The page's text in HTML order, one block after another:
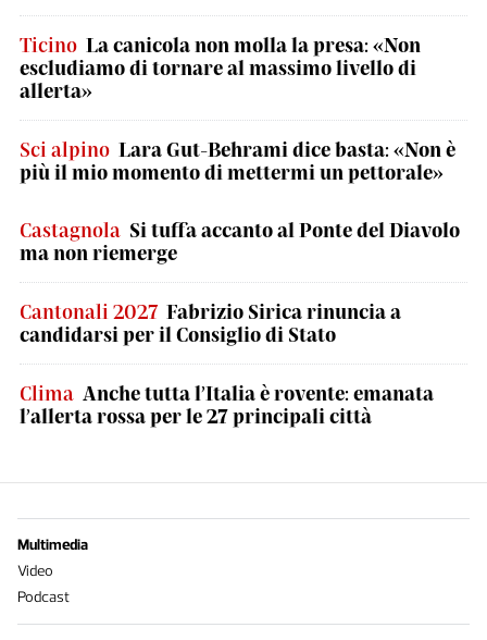
Ticino La canicola non molla la presa: «Non
escludiamo di tornare al massimo livello di
allerta»
Sci alpino Lara Gut-Behrami dice basta: «Non è
più il mio momento di mettermi un pettorale»
Castagnola Si tuffa accanto al Ponte del Diavolo
ma non riemerge
Cantonali 2027 Fabrizio Sirica rinuncia a
candidarsi per il Consiglio di Stato
Clima Anche tutta l’Italia è rovente: emanata
l’allerta rossa per le 27 principali città
Multimedia
Video
Podcast